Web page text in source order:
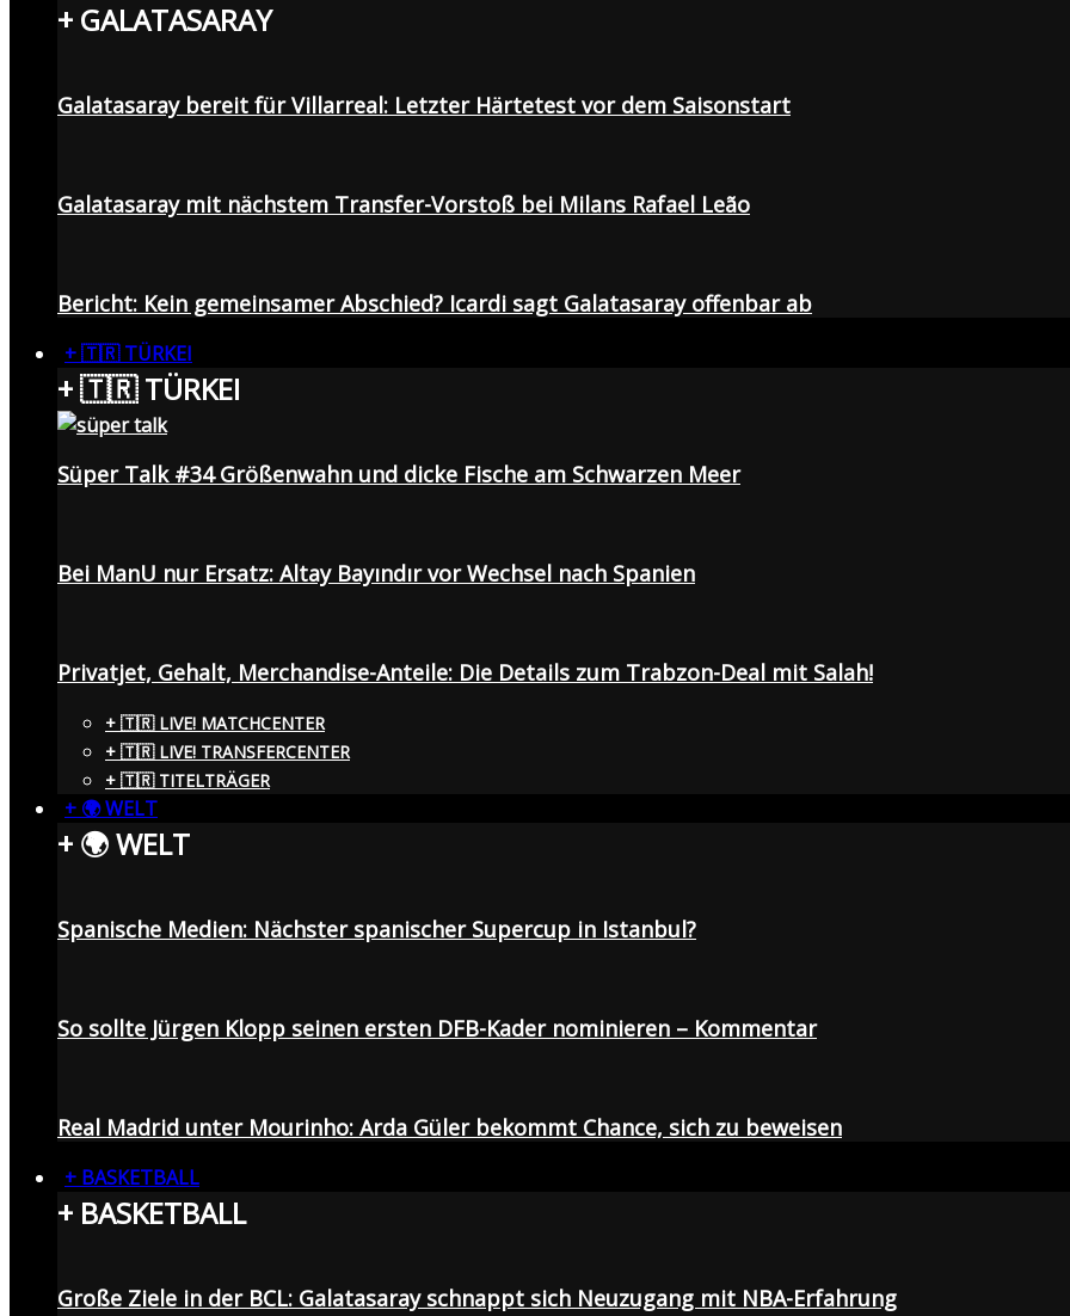
+ GALATASARAY
Galatasaray bereit für Villarreal: Letzter Härtetest vor dem Saisonstart
Galatasaray mit nächstem Transfer-Vorstoß bei Milans Rafael Leão
Bericht: Kein gemeinsamer Abschied? Icardi sagt Galatasaray offenbar ab
+ 🇹🇷 TÜRKEI
+ 🇹🇷 TÜRKEI
Süper Talk #34 Größenwahn und dicke Fische am Schwarzen Meer
Bei ManU nur Ersatz: Altay Bayındır vor Wechsel nach Spanien
Privatjet, Gehalt, Merchandise-Anteile: Die Details zum Trabzon-Deal mit Salah!
+ 🇹🇷 LIVE! MATCHCENTER
+ 🇹🇷 LIVE! TRANSFERCENTER
+ 🇹🇷 TITELTRÄGER
+ 🌍 WELT
+ 🌍 WELT
Spanische Medien: Nächster spanischer Supercup in Istanbul?
So sollte Jürgen Klopp seinen ersten DFB-Kader nominieren – Kommentar
Real Madrid unter Mourinho: Arda Güler bekommt Chance, sich zu beweisen
+ BASKETBALL
+ BASKETBALL
Große Ziele in der BCL: Galatasaray schnappt sich Neuzugang mit NBA-Erfahrung